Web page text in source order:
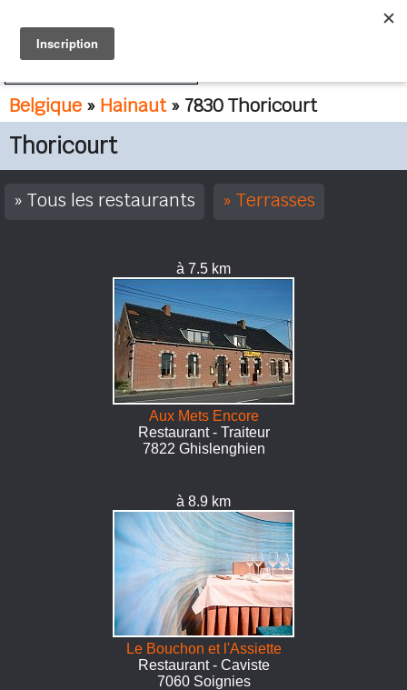
Belgique » Hainaut» 7830 Thoricourt
Thoricourt
Tous les restaurants Terrasses
à 7.5 km
Aux Mets Encore
Restaurant - Traiteur
7822 Ghislenghien
à 8.9 km
Le Bouchon et l'Assiette
Restaurant - Caviste
7060 Soignies